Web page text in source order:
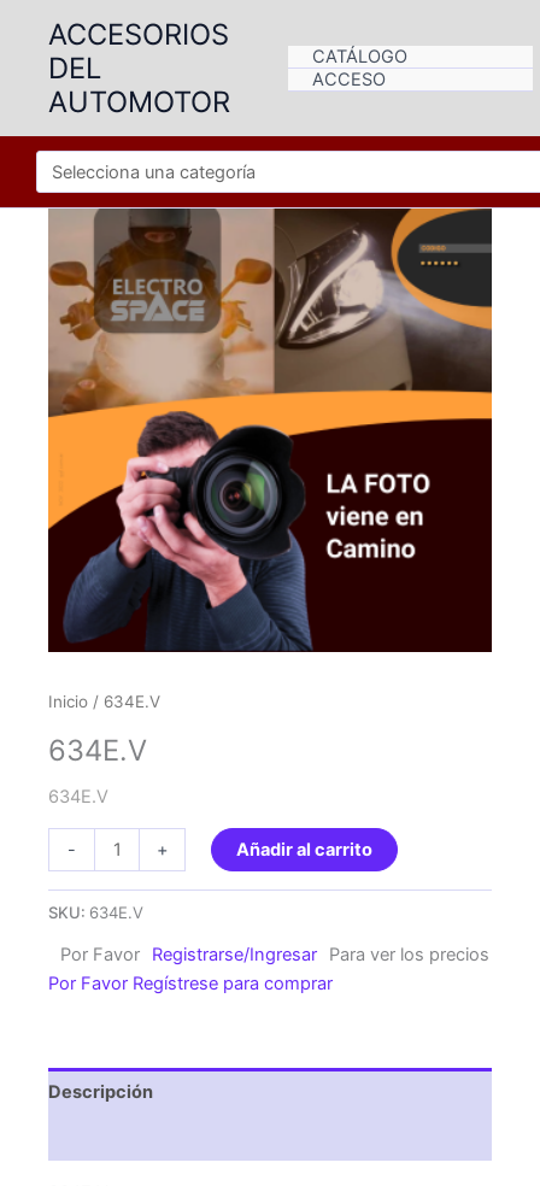
contenido
ACCESORIOS
DEL
AUTOMOTOR
CATÁLOGO
ACCESO
Inicio / 634E.V
634E.V
634E.V
-
cantidad
+ Añadir al carrito
SKU: 634E.V
Por Favor Registrarse/Ingresar
Para ver los precios
Por Favor Regístrese para comprar
Descripción